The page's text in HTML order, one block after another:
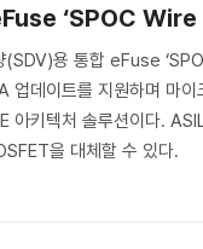
‘SPOC Wire
(SDV)용 통합 eFuse
업데이트를 지원하며 마
아키텍처 솔루션이다.
을 대체할 수 있다.